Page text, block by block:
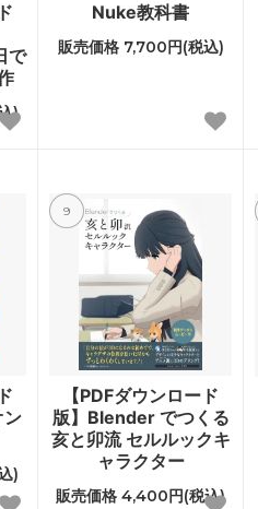
で
)
Nuke教科書
販売価格 7,700円(税込)
)
9
【PDFダウンロード
版】Blender でつくる
亥と卯流 セルルックキ
ャラクター
販売価格 4,400円(税込)